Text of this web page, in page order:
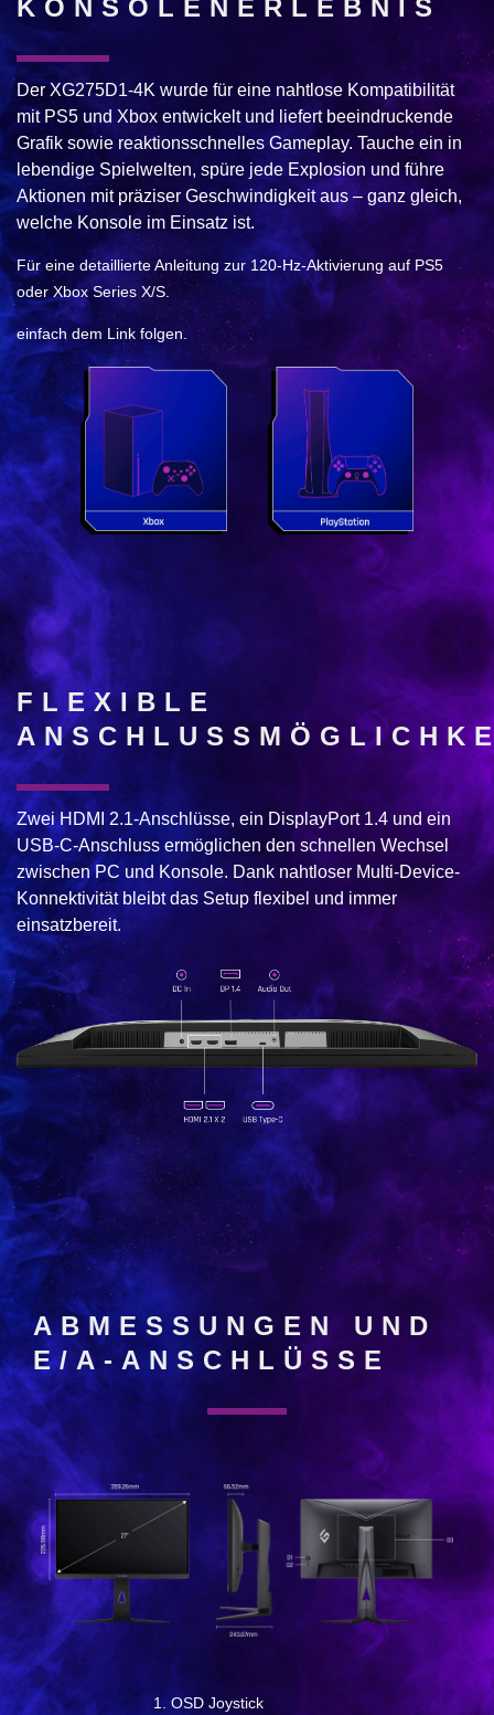
KONSOLENERLEBNIS
Der XG275D1-4K wurde für eine nahtlose Kompatibilität
mit PS5 und Xbox entwickelt und liefert beeindruckende
Grafik sowie reaktionsschnelles Gameplay. Tauche ein in
lebendige Spielwelten, spüre jede Explosion und führe
Aktionen mit präziser Geschwindigkeit aus – ganz gleich,
welche Konsole im Einsatz ist.
Für eine detaillierte Anleitung zur 120-Hz-Aktivierung auf PS5
oder Xbox Series X/S.
einfach dem Link folgen.
FLEXIBLE
Zwei HDMI 2.1-Anschlüsse, ein DisplayPort 1.4 und ein
USB-C-Anschluss ermöglichen den schnellen Wechsel
zwischen PC und Konsole. Dank nahtloser Multi-Device-
Konnektivität bleibt das Setup flexibel und immer
einsatzbereit.
ABMESSUNGEN UND
E/A-ANSCHLÜSSE
OSD Joystick